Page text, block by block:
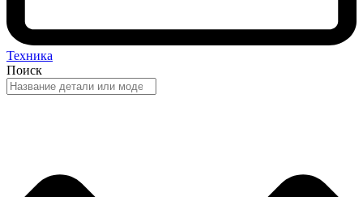
Техника
Поиск